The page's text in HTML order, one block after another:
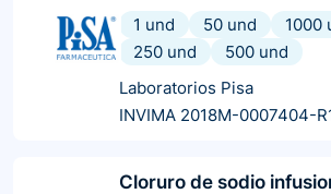
1 und
50 und
1000
250 und
500 und
Laboratorios Pisa
INVIMA 2018M-0007404-
Cloruro de sodio